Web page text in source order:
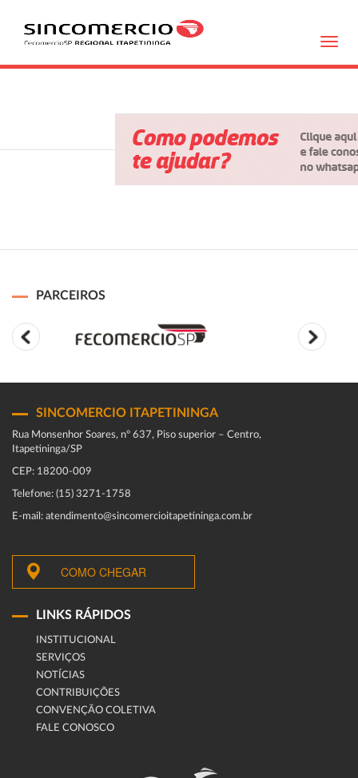
PARCEIROS
SINCOMERCIO ITAPETININGA
Rua Monsenhor Soares, nº 637, Piso superior – Centro,
Itapetininga/SP
CEP: 18200-009
Telefone: (15) 3271-1758
E-mail: atendimento@sincomercioitapetininga.com.br
COMO CHEGAR
LINKS RÁPIDOS
INSTITUCIONAL
SERVIÇOS
NOTÍCIAS
CONTRIBUIÇÕES
CONVENÇÃO COLETIVA
FALE CONOSCO